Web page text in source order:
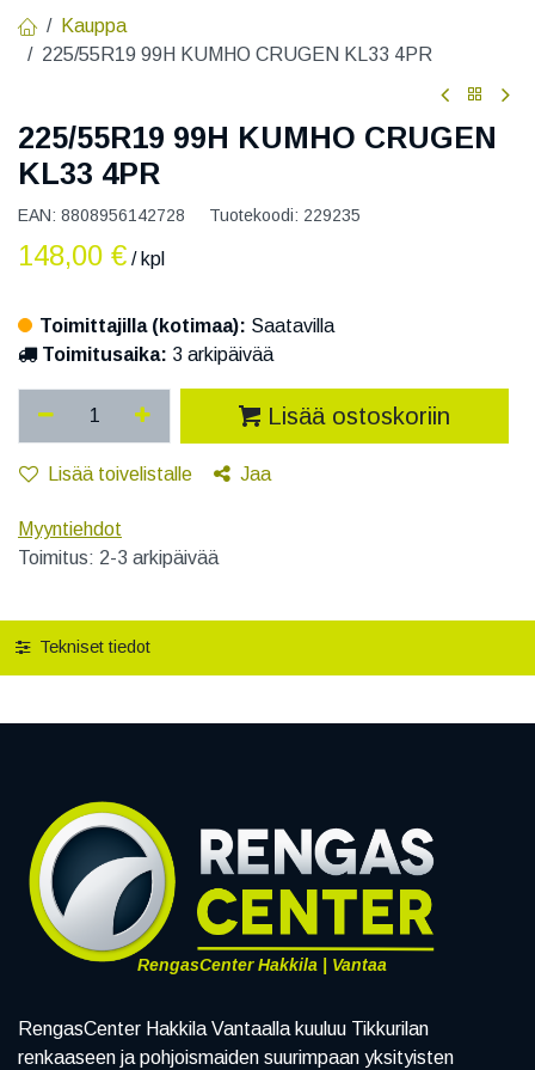
Kauppa
225/55R19 99H KUMHO CRUGEN KL33 4PR
225/55R19 99H KUMHO CRUGEN
KL33 4PR
EAN: 8808956142728 Tuotekoodi: 229235
148,00 € / kpl
Toimittajilla (kotimaa): Saatavilla
Toimitusaika: 3 arkipäivää
Lisää ostoskoriin
Lisää toivelistalle Jaa
Myyntiehdot
Toimitus: 2-3 arkipäivää
Tekniset tiedot
RengasCenter Hakkila | Vantaa
RengasCenter Hakkila Vantaalla kuuluu Tikkurilan
renkaaseen ja pohjoismaiden suurimpaan yksityisten